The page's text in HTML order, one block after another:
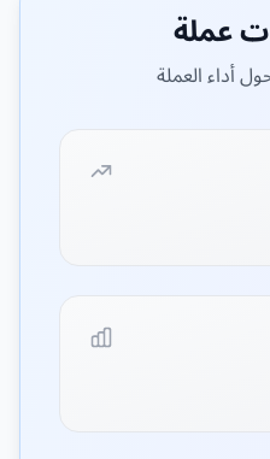
عملة
أداء العملة